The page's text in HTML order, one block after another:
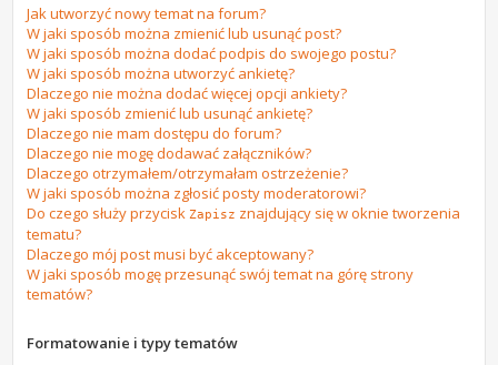
Jak utworzyć nowy temat na forum?
W jaki sposób można zmienić lub usunąć post?
W jaki sposób można dodać podpis do swojego postu?
W jaki sposób można utworzyć ankietę?
Dlaczego nie można dodać więcej opcji ankiety?
W jaki sposób zmienić lub usunąć ankietę?
Dlaczego nie mam dostępu do forum?
Dlaczego nie mogę dodawać załączników?
Dlaczego otrzymałem/otrzymałam ostrzeżenie?
W jaki sposób można zgłosić posty moderatorowi?
Do czego służy przyciskZapisz znajdujący się w oknie tworzenia
tematu?
Dlaczego mój post musi być akceptowany?
W jaki sposób mogę przesunąć swój temat na górę strony
tematów?
Formatowanie i typy tematów